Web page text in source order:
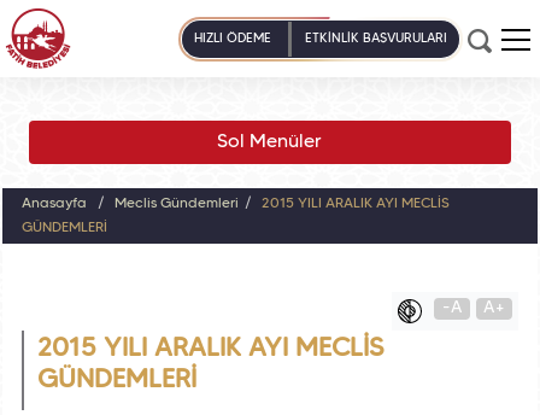
HIZLI ÖDEME ETKİNLİK BAŞVURULARI
Sol Menüler
Anasayfa Meclis Gündemleri
2015 YILI ARALIK AYI MECLİS
GÜNDEMLERİ
-A A+
2015 YILI ARALIK AYI MECLİS
GÜNDEMLERİ